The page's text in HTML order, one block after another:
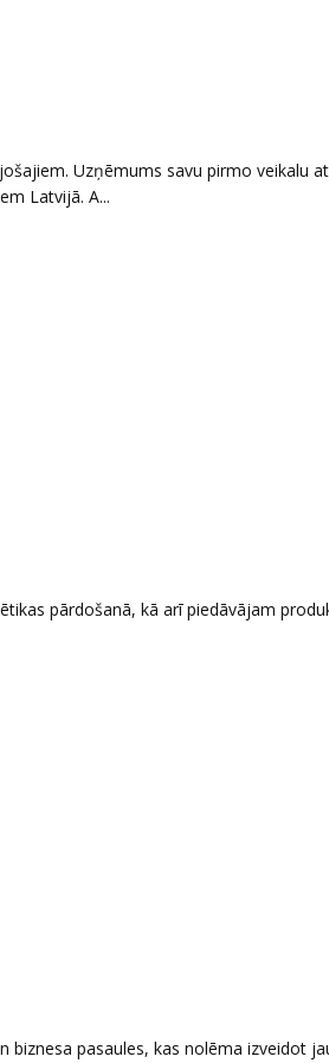
Uzņēmums savu pirmo veikalu
Latvijā. A...
pārdošanā, kā arī piedāvājam
biznesa pasaules, kas nolēma izveidot